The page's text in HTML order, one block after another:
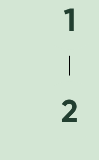
1
2